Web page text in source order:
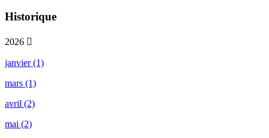
Historique
2026
janvier (1)
mars (1)
avril (2)
mai (2)